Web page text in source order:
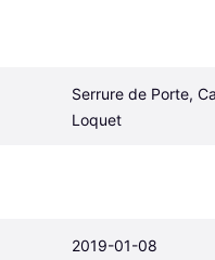
Serrure de Porte,
Loquet
2019-01-08